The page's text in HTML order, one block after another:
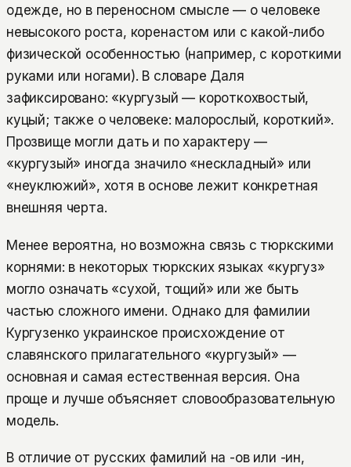
одежде, но в переносном смысле — о человеке
невысокого роста, коренастом или с какой-либо
физической особенностью (например, с короткими
руками или ногами). В словаре Даля
зафиксировано: «кургузый — короткохвостый,
куцый; также о человеке: малорослый, короткий».
Прозвище могли дать и по характеру —
«кургузый» иногда значило «нескладный» или
«неуклюжий», хотя в основе лежит конкретная
внешняя черта.
Менее вероятна, но возможна связь с тюркскими
корнями: в некоторых тюркских языках «кургуз»
могло означать «сухой, тощий» или же быть
частью сложного имени. Однако для фамилии
Кургузенко украинское происхождение от
славянского прилагательного «кургузый» —
основная и самая естественная версия. Она
проще и лучше объясняет словообразовательную
модель.
В отличие от русских фамилий на -ов или -ин,